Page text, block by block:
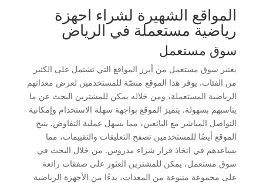
المواقع الشهيرة لشراء احهزة
رياضية مستعملة في الرياض
سوق مستعمل
يعتبر سوق مستعمل من أبرز المواقع التي تشتمل على الكثير
من الفئات. يوفر هذا الموقع منصّة للمستخدمين لعرض معداتهم
الرياضية المستعملة، ومن خلاله يمكن للمشترين البحث عن ما
يناسبهم بسهولة. يتميز الموقع بواجهة سهلة الاستخدام وإمكانية
التواصل المباشر مع البائعين، مما يسهل عملية التفاوض. يتيح
الموقع أيضًا للمستخدمين تصفح التعليقات والتقييمات، مما
يساعدهم في اتخاذ قرار شراء مدروس. من خلال البحث في
سوق مستعمل، يمكن للمشترين العثور على صفقات رائعة
على مجموعة متنوعة من المعدات، بدءًا من الأجهزة الرياضية